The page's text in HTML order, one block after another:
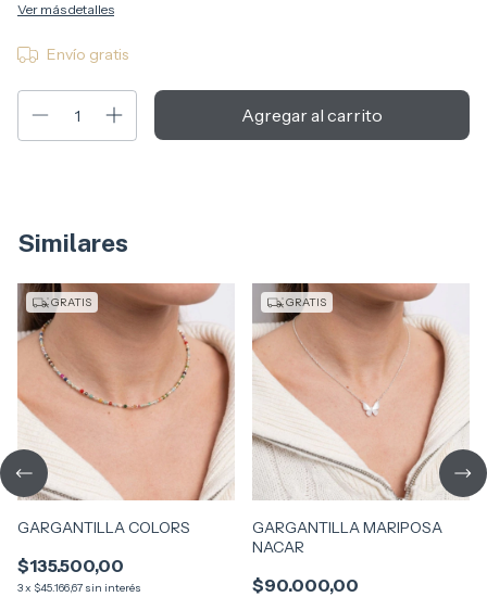
Ver más detalles
Envío gratis
Similares
GRATIS
GARGANTILLA COLORS
$135.500,00
3x $45.166,67 sin interés
GRATIS
GARGANTILLA MARIPOSA
NACAR
$90.000,00